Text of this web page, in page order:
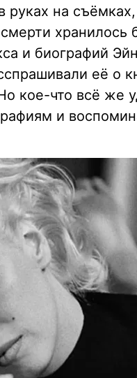
руках на
хранилось
и биографий
её о
кое-что всё же
и